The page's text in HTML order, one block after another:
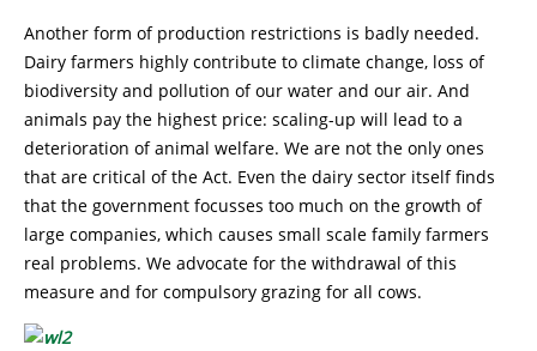
Another form of production restrictions is badly needed.
Dairy farmers highly contribute to climate change, loss of
biodiversity and pollution of our water and our air. And
animals pay the highest price: scaling-up will lead to a
deterioration of animal welfare. We are not the only ones
that are critical of the Act. Even the dairy sector itself finds
that the government focusses too much on the growth of
large companies, which causes small scale family farmers
real problems. We advocate for the withdrawal of this
measure and for compulsory grazing for all cows.